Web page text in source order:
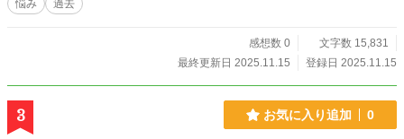
悩み
過去
感想数 0
文字数 15,831
最終更新日 2025.11.15
登録日 2025.11.15
3 お気に入り追加 0